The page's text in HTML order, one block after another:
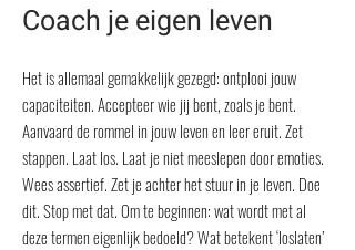
Coach je eigen leven
Het is allemaal gemakkelijk gezegd: ontplooi jouw
capaciteiten. Accepteer wie jij bent, zoals je bent.
Aanvaard de rommel in jouw leven en leer eruit. Zet
stappen. Laat los. Laat je niet meeslepen door emoties.
Wees assertief. Zet je achter het stuur in je leven. Doe
dit. Stop met dat. Om te beginnen: wat wordt met al
deze termen eigenlijk bedoeld? Wat betekent ‘loslaten’